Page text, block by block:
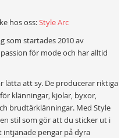
hos oss:Style Arc
som startades 2010 av
för mode och har alltid
lätta att sy. De producerar riktiga
klänningar, kjolar, byxor,
brudtärklänningar. Med Style
stil som gör att du sticker ut i
intjänade pengar på dyra